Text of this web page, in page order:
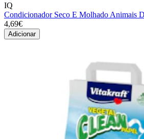
IQ
Condicionador Seco E Molhado Animais
4,69€
Adicionar